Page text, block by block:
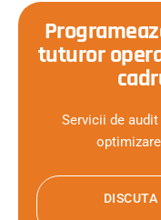
tuturor
Servicii de